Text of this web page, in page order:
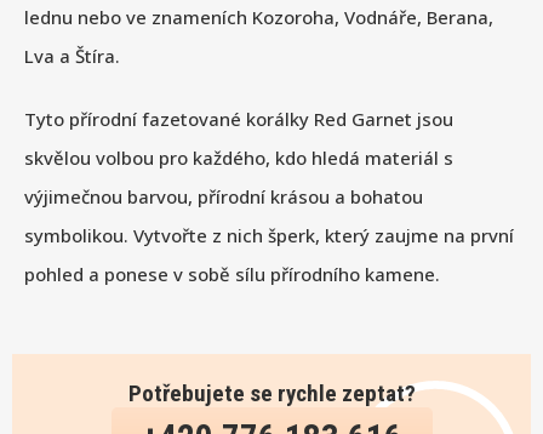
lednu nebo ve znameních Kozoroha, Vodnáře, Berana,
Lva a Štíra.
Tyto přírodní fazetované korálky Red Garnet jsou
skvělou volbou pro každého, kdo hledá materiál s
výjimečnou barvou, přírodní krásou a bohatou
symbolikou. Vytvořte z nich šperk, který zaujme na první
pohled a ponese v sobě sílu přírodního kamene.
Potřebujete se rychle zeptat?